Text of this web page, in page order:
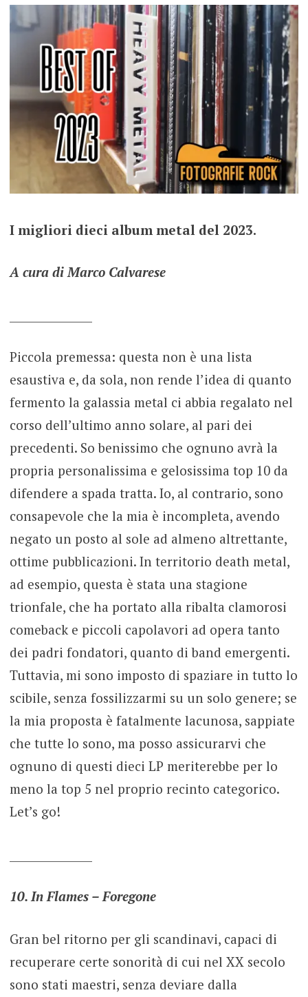
I migliori dieci album metal del 2023.
A cura di Marco Calvarese
Piccola premessa: questa non è una lista
esaustiva e, da sola, non rende l’idea di quanto
fermento la galassia metal ci abbia regalato nel
corso dell’ultimo anno solare, al pari dei
precedenti. So benissimo che ognuno avrà la
propria personalissima e gelosissima top 10 da
difendere a spada tratta. Io, al contrario, sono
consapevole che la mia è incompleta, avendo
negato un posto al sole ad almeno altrettante,
ottime pubblicazioni. In territorio death metal,
ad esempio, questa è stata una stagione
trionfale, che ha portato alla ribalta clamorosi
comeback e piccoli capolavori ad opera tanto
dei padri fondatori, quanto di band emergenti.
Tuttavia, mi sono imposto di spaziare in tutto lo
scibile, senza fossilizzarmi su un solo genere; se
la mia proposta è fatalmente lacunosa, sappiate
che tutte lo sono, ma posso assicurarvi che
ognuno di questi dieci LP meriterebbe per lo
meno la top 5 nel proprio recinto categorico.
Let’s go!
10. In Flames – Foregone
Gran bel ritorno per gli scandinavi, capaci di
recuperare certe sonorità di cui nel XX secolo
sono stati maestri, senza deviare dalla